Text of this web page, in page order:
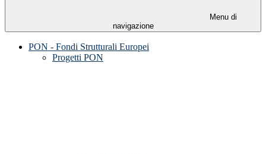
Menu di
navigazione
PON - Fondi Strutturali Europei
Progetti PON